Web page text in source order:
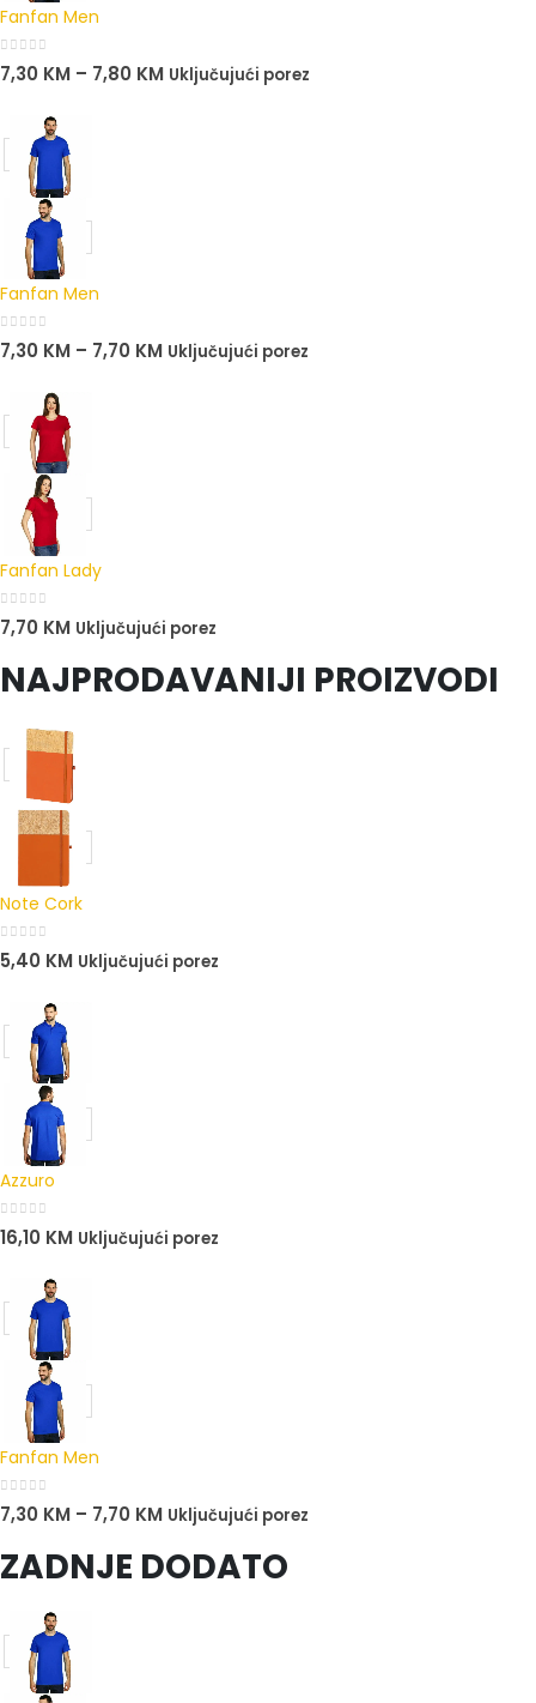
Fanfan Men
0out of 5
7,30 KM – 7,80 KM Uključujući porez
Fanfan Men
0out of 5
7,30 KM – 7,70 KM Uključujući porez
Fanfan Lady
0out of 5
7,70 KM Uključujući porez
NAJPRODAVANIJI PROIZVODI
Note Cork
0out of 5
5,40 KM Uključujući porez
Azzuro
0out of 5
16,10 KM Uključujući porez
Fanfan Men
0out of 5
7,30 KM – 7,70 KM Uključujući porez
ZADNJE DODATO